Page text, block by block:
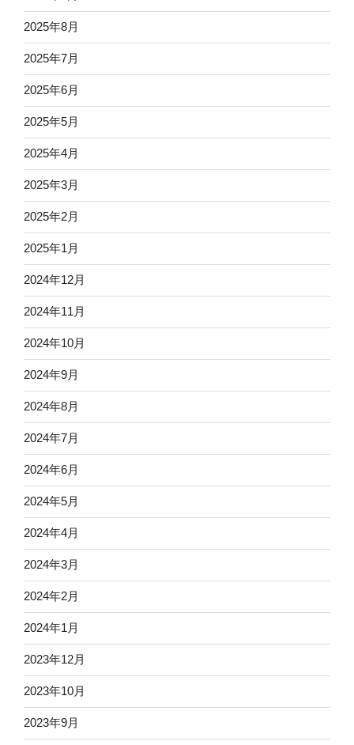
2025年8月
2025年7月
2025年6月
2025年5月
2025年4月
2025年3月
2025年2月
2025年1月
2024年12月
2024年11月
2024年10月
2024年9月
2024年8月
2024年7月
2024年6月
2024年5月
2024年4月
2024年3月
2024年2月
2024年1月
2023年12月
2023年10月
2023年9月